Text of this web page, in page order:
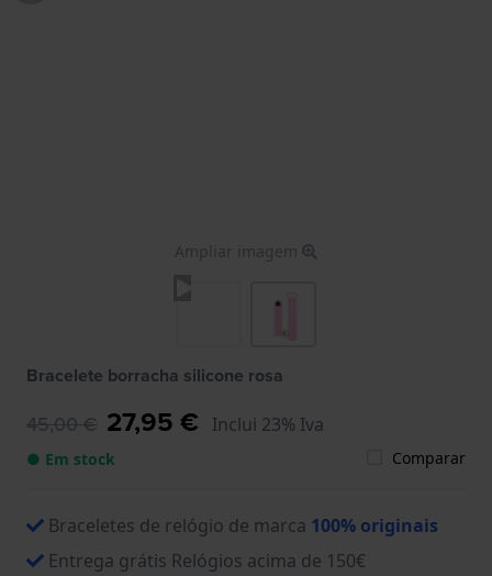
Ampliar imagem
Bracelete borracha silicone rosa
45,00 € 27,95 € Inclui 23% Iva
● Em stock Comparar
Braceletes de relógio de marca 100% originais
Entrega grátis Relógios acima de 150€